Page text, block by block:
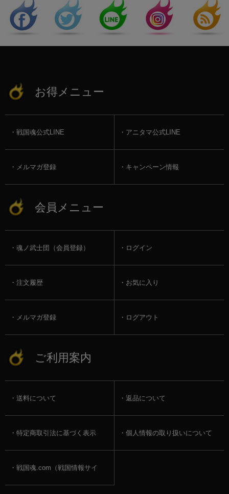
お得メニュー
戦国魂公式LINE アニタマ公式LINE
メルマガ登録 キャンペーン情報
会員メニュー
魂ノ武士団（会員登録） ログイン
注文履歴 お気に入り
メルマガ登録 ログアウト
ご利用案内
送料について 返品について
特定商取引法に基づく表示 個人情報の取り扱いについて
戦国魂.com（戦国情報サイ